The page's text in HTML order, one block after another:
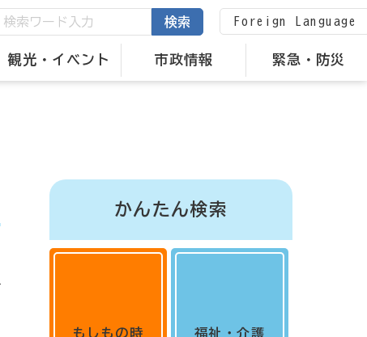
観光・イベント 市政情報 緊急・防災
検索 Foreign Language
かんたん検索
もしもの時 福祉・介護